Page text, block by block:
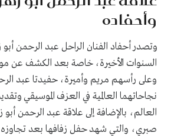
وأحفاده
وتصدر أحفاد الفنان الراحل عبد الرحمن أبو
السنوات الأخيرة، خاصة بعد الكشف عن
وعلى رأسهم مريم وأميرة، حفيدتا عبد
نجاحاتهما العالمية في العزف الموسيقي
العالم، بالإضافة إلى علاقة عبد الرحمن
صبري، والتي شهد حفل زفافها بعد